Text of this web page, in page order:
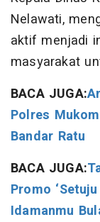
Nelawati,
aktif menjadi
masyarakat
BACA JUGA:
Polres
Bandar Ratu
BACA JUGA:
Promo
Idamanmu